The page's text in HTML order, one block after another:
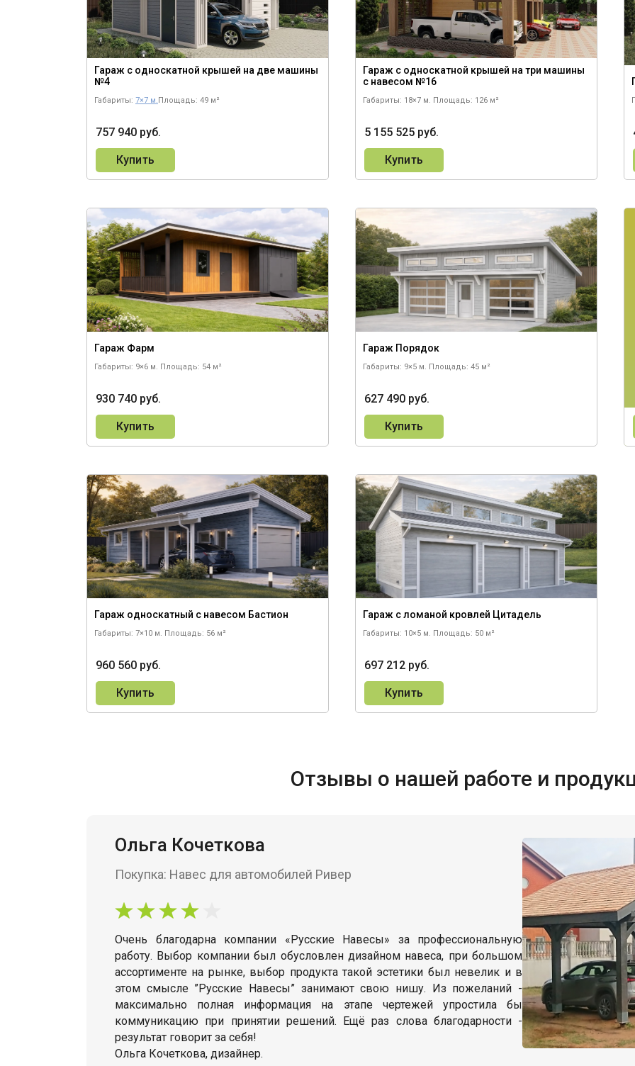
Гаражи для велосипедов
Гараж с односкатной крышей на две машины
№4
Габариты: 7×7 м.Площадь: 49 м²
757 940 руб.
Купить
Гараж с односкатной крышей на три машины
с навесом №16
Габариты: 18×7 м. Площадь: 126 м²
5 155 525 руб.
Купить
Гараж Фарм
Габариты: 9×6 м. Площадь: 54 м²
930 740 руб.
Купить
Гараж Порядок
Габариты: 9×5 м. Площадь: 45 м²
627 490 руб.
Купить
Гараж односкатный с навесом Бастион
Габариты: 7×10 м. Площадь: 56 м²
960 560 руб.
Купить
Гараж с ломаной кровлей Цитадель
Габариты: 10×5 м. Площадь: 50 м²
697 212 руб.
Купить
Отзывы о нашей работе и
Ольга Кочеткова
Покупка: Навес для автомобилей Ривер
Очень благодарна компании «Русские Навесы» за профессиональную
работу. Выбор компании был обусловлен дизайном навеса, при большом
ассортименте на рынке, выбор продукта такой эстетики был невелик и в
этом смысле ”Русские Навесы” занимают свою нишу. Из пожеланий -
максимально полная информация на этапе чертежей упростила бы
коммуникацию при принятии решений. Ещё раз слова благодарности -
результат говорит за себя!
Ольга Кочеткова, дизайнер.